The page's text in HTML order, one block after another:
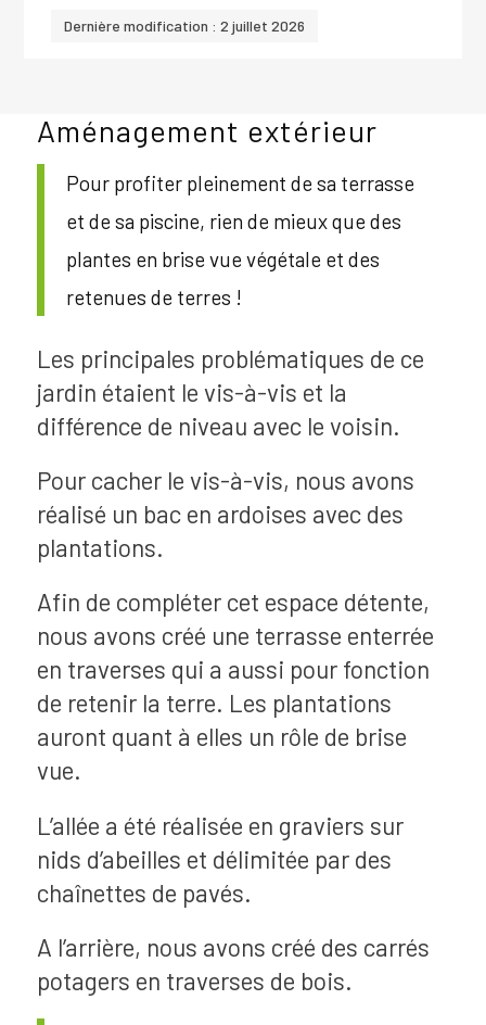
Dernière modification : 2 juillet 2026
Aménagement extérieur
Pour profiter pleinement de sa terrasse
et de sa piscine, rien de mieux que des
plantes en brise vue végétale et des
retenues de terres !
Les principales problématiques de ce
jardin étaient le vis-à-vis et la
différence de niveau avec le voisin.
Pour cacher le vis-à-vis, nous avons
réalisé un bac en ardoises avec des
plantations.
Afin de compléter cet espace détente,
nous avons créé une terrasse enterrée
en traverses qui a aussi pour fonction
de retenir la terre. Les plantations
auront quant à elles un rôle de brise
vue.
L’allée a été réalisée en graviers sur
nids d’abeilles et délimitée par des
chaînettes de pavés.
A l’arrière, nous avons créé des carrés
potagers en traverses de bois.